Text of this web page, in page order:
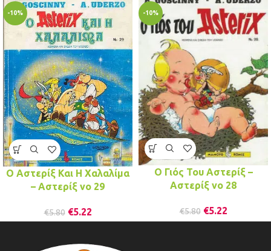
-10%
Ο Αστερίξ Και Η Χαλαλίμα
– Αστερίξ νo 29
€5.80 €5.22
-10%
Ο Γιός Του Αστερίξ –
Αστερίξ νo 28
€5.80 €5.22